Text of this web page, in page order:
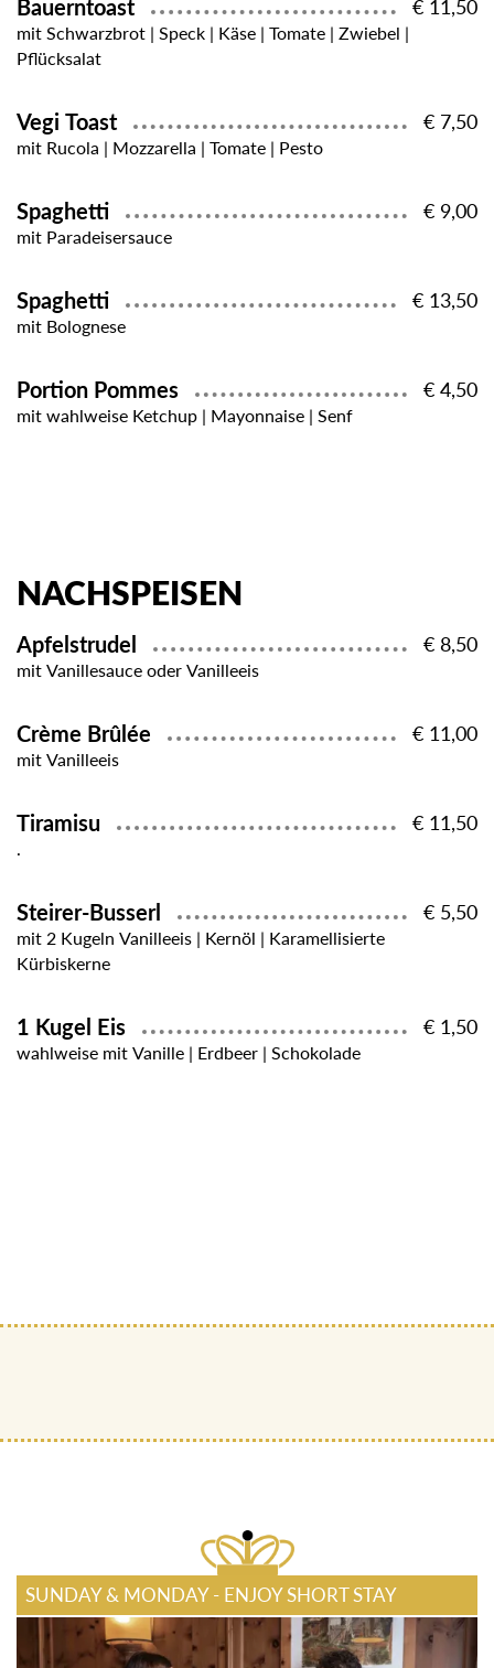
Bauerntoast € 11,50
mit Schwarzbrot | Speck | Käse | Tomate | Zwiebel |
Pflücksalat
Vegi Toast € 7,50
mit Rucola | Mozzarella | Tomate | Pesto
Spaghetti € 9,00
mit Paradeisersauce
Spaghetti € 13,50
mit Bolognese
Portion Pommes € 4,50
mit wahlweise Ketchup | Mayonnaise | Senf
NACHSPEISEN
Apfelstrudel € 8,50
mit Vanillesauce oder Vanilleeis
Crème Brûlée € 11,00
mit Vanilleeis
Tiramisu € 11,50
.
Steirer-Busserl € 5,50
mit 2 Kugeln Vanilleeis | Kernöl | Karamellisierte
Kürbiskerne
1 Kugel Eis € 1,50
wahlweise mit Vanille | Erdbeer | Schokolade
SUNDAY & MONDAY - ENJOY SHORT STAY